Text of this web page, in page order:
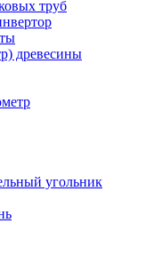
труб
древесины
угольник